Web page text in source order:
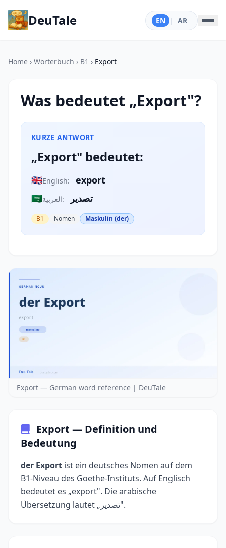
DeuTale EN | AR
Home › Wörterbuch › B1 › Export
Was bedeutet „Export"?
KURZE ANTWORT
„Export" bedeutet:
🇬🇧English:
export
🇸🇦
العربية: تصدير
B1 Nomen Maskulin (der)
Export — German word reference | DeuTale
Export — Definition und
Bedeutung
der Export ist ein deutsches Nomen auf dem
B1-Niveau des Goethe-Instituts. Auf Englisch
bedeutet es „export". Die arabische
Übersetzung lautet „تصدير".